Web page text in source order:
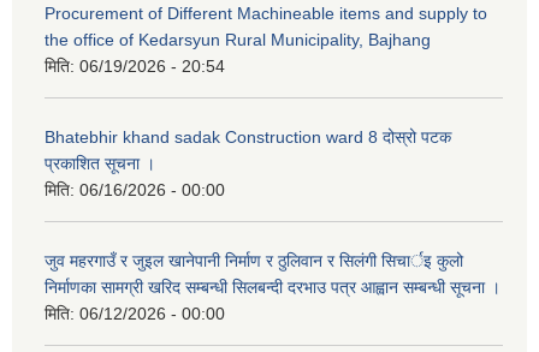
Procurement of Different Machineable items and supply to
the office of Kedarsyun Rural Municipality, Bajhang
मिति: 06/19/2026 - 20:54
Bhatebhir khand sadak Construction ward 8 दोस्रो पटक
प्रकाशित सूचना ।
मिति: 06/16/2026 - 00:00
जुव महरगाउँ र जुइल खानेपानी निर्माण र ठुलिवान र सिलंगी सिचार्इ कुलो
निर्माणका सामग्री खरिद सम्बन्धी सिलबन्दी दरभाउ पत्र आह्वान सम्बन्धी सूचना ।
मिति: 06/12/2026 - 00:00